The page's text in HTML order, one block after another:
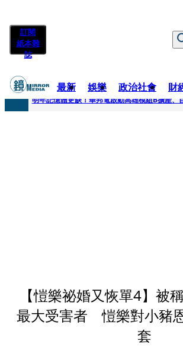
訂閱
紙本雜
誌
最新 娛樂 政治社會 財
快訊
明年記憶體更缺！華邦電啟動高雄模組B擴產、
【愷樂祕婚又恢單4】被
最大受害者 愷樂對小豬
套